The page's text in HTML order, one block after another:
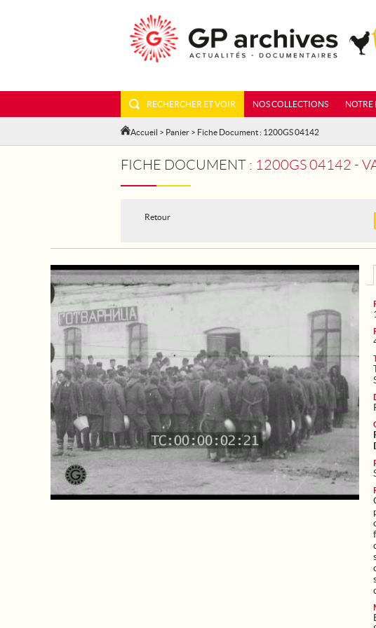
RECHERCHER ET VOIR NOS COLLECTIONS NOTRE
Accueil > Panier > Fiche Document : 1200GS 04142
FICHE DOCUMENT : 1200GS 04142 -
Retour